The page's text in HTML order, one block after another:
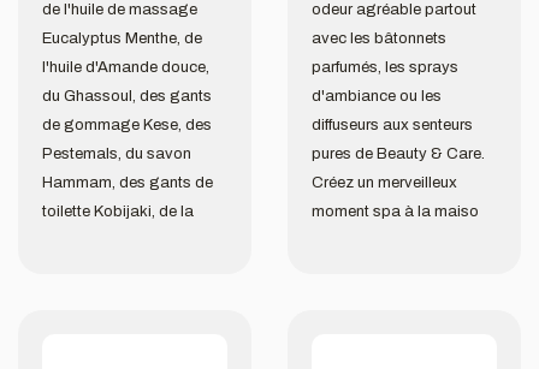
de l'huile de massage
Eucalyptus Menthe, de
l'huile d'Amande douce,
du Ghassoul, des gants
de gommage Kese, des
Pestemals, du savon
Hammam, des gants de
toilette Kobijaki, de la
odeur agréable partout
avec les bâtonnets
parfumés, les sprays
d'ambiance ou les
diffuseurs aux senteurs
pures de Beauty & Care.
Créez un merveilleux
moment spa à la maiso